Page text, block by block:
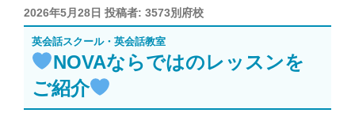
投
稿
日:
2026年5月28日 投稿者: 3573別府校
英会話スクール・英会話教室
NOVAならではのレッスンを
ご紹介